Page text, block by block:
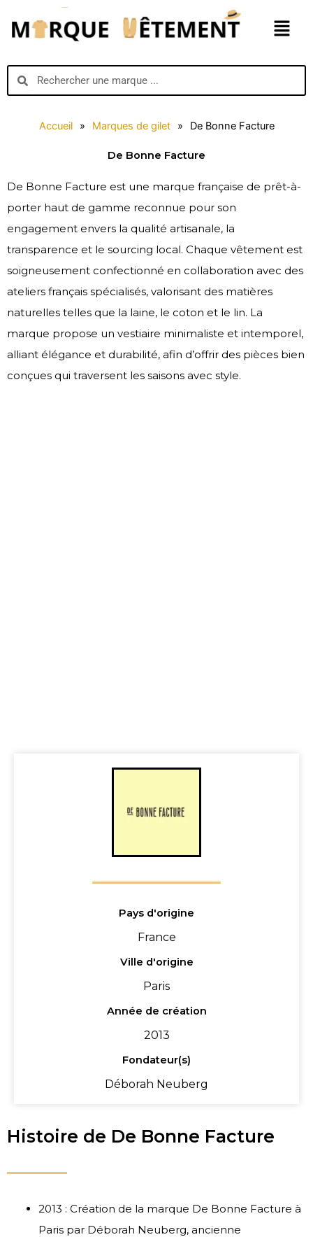
contenu
Menu
SearchSearch
Accueil » Marques de gilet » De Bonne Facture
De Bonne Facture
De Bonne Facture est une marque française de prêt-à-
porter haut de gamme reconnue pour son
engagement envers la qualité artisanale, la
transparence et le sourcing local. Chaque vêtement est
soigneusement confectionné en collaboration avec des
ateliers français spécialisés, valorisant des matières
naturelles telles que la laine, le coton et le lin. La
marque propose un vestiaire minimaliste et intemporel,
alliant élégance et durabilité, afin d’offrir des pièces bien
conçues qui traversent les saisons avec style.
Pays d'origine
France
Ville d'origine
Paris
Année de création
2013
Fondateur(s)
Déborah Neuberg
Histoire de De Bonne Facture
2013 : Création de la marque De Bonne Facture à
Paris par Déborah Neuberg, ancienne